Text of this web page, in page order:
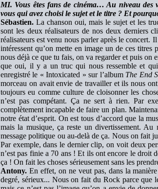
MI. Vous êtes fans de cinéma… Au niveau des
vous qui avez choisi le sujet et le titre ? Et
Sébastien. La chanson oui, mais le sujet et les
sont les deux réalisateurs de nos deux derniers
réalisateurs est venu nous parler après le concert.
intéressent qu’on mette en image un de ces
nous déjà ce que tu fais, on va regarder et puis on
que oui, il y a un truc qui nous ressemble et
enregistré le « Intoxicated » sur l’album The End
morceau on avait envie de travailler et ils nous
toujours eu comme culture de cloisonner les
n’est pas compétant. Ça ne sert à rien. Par
complètement incapable de faire un plan.
notre état d’esprit. On est tous d’accord que la
mais la musique, ça reste un divertissement.
message politique ou au-delà de ça. Nous on fait
Par exemple, dans le dernier clip, on voit deux
n’est pas finie a 70 ans ! Et ils ont encore le droit
ça ! On fait les choses sérieusement sans les
Antony. En effet, on ne veut pas, dans la
degré, sérieux... Nous on fait du Rock parce que